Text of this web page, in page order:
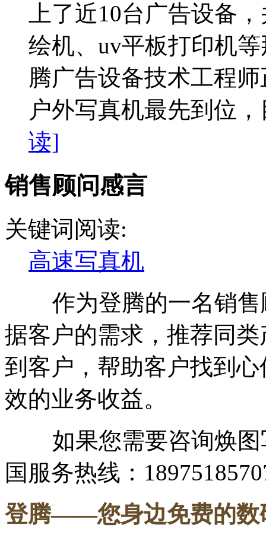
上了近10台广告设备
绘机、uv平板打印机
腾广告设备技术工程
户外写真机最先到位
读]
销售顾问感言
关键词阅读:
高速写真机
作为登腾的一名销售
据客户的需求，推荐同
到客户，帮助客户找到
效的业务收益。
如果您需要咨询焕图
国服务热线：
登腾——您身边免费的数